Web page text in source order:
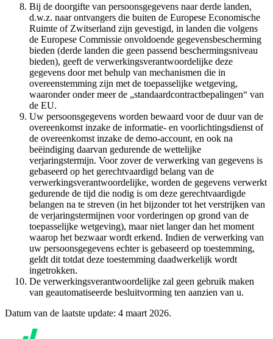
Bij de doorgifte van persoonsgegevens naar derde landen,
d.w.z. naar ontvangers die buiten de Europese Economische
Ruimte of Zwitserland zijn gevestigd, in landen die volgens
de Europese Commissie onvoldoende gegevensbescherming
bieden (derde landen die geen passend beschermingsniveau
bieden), geeft de verwerkingsverantwoordelijke deze
gegevens door met behulp van mechanismen die in
overeenstemming zijn met de toepasselijke wetgeving,
waaronder onder meer de „standaardcontractbepalingen“ van
de EU.
Uw persoonsgegevens worden bewaard voor de duur van de
overeenkomst inzake de informatie- en voorlichtingsdienst of
de overeenkomst inzake de demo-account, en ook na
beëindiging daarvan gedurende de wettelijke
verjaringstermijn. Voor zover de verwerking van gegevens is
gebaseerd op het gerechtvaardigd belang van de
verwerkingsverantwoordelijke, worden de gegevens verwerkt
gedurende de tijd die nodig is om deze gerechtvaardigde
belangen na te streven (in het bijzonder tot het verstrijken van
de verjaringstermijnen voor vorderingen op grond van de
toepasselijke wetgeving), maar niet langer dan het moment
waarop het bezwaar wordt erkend. Indien de verwerking van
uw persoonsgegevens echter is gebaseerd op toestemming,
geldt dit totdat deze toestemming daadwerkelijk wordt
ingetrokken.
De verwerkingsverantwoordelijke zal geen gebruik maken
van geautomatiseerde besluitvorming ten aanzien van u.
Datum van de laatste update: 4 maart 2026.